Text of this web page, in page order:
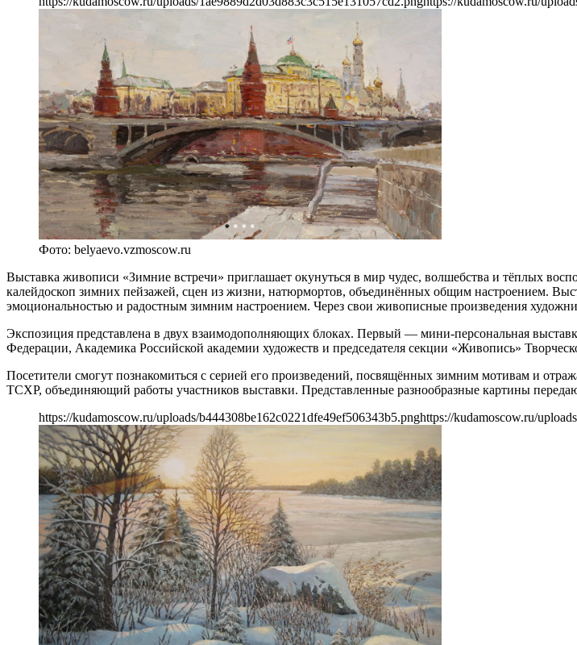
Фото: belyaevo.vzmoscow.ru
Выставка живописи «Зимние встречи» приглашает окунуться в мир чудес, волшебства и тёплых
калейдоскоп зимних пейзажей, сцен из жизни, натюрмортов, объединённых общим настроением.
эмоциональностью и радостным зимним настроением. Через свои живописные произведения
Экспозиция представлена в двух взаимодополняющих блоках. Первый — мини-персональная
Федерации, Академика Российской академии художеств и председателя секции «Живопись»
Посетители смогут познакомиться с серией его произведений, посвящённых зимним мотивам и
ТСХР, объединяющий работы участников выставки. Представленные разнообразные картины
https://kudamoscow.ru/uploads/b444308be162c0221dfe49ef506343b5.pnghttps://kudamoscow.ru/